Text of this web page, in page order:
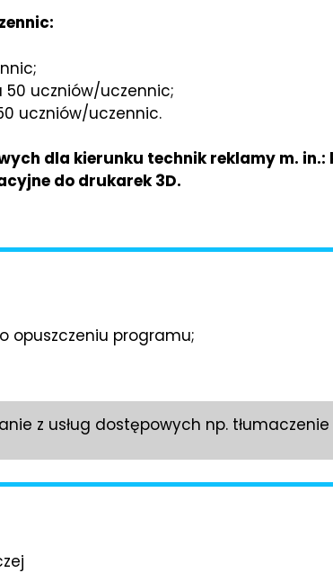
50 uczniów/uczennic;
uczniów/uczennic.
dla kierunku technik reklamy m.
do drukarek 3D.
opuszczeniu programu;
z usług dostępowych np.